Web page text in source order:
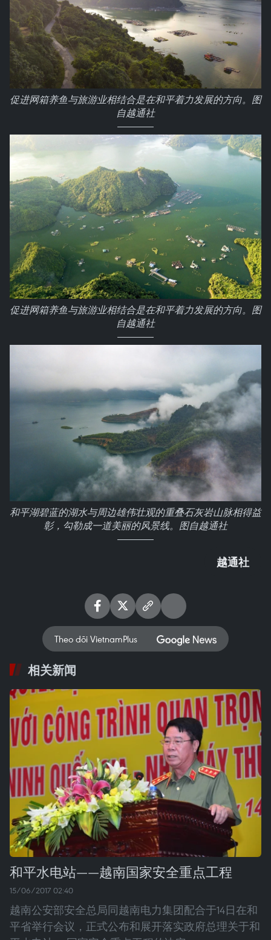
促进网箱养鱼与旅游业相结合是在和平着力发展的方向。图
自越通社
促进网箱养鱼与旅游业相结合是在和平着力发展的方向。图
自越通社
和平湖碧蓝的湖水与周边雄伟壮观的重叠石灰岩山脉相得益
彰，勾勒成一道美丽的风景线。图自越通社
越通社
Theo dõi VietnamPlus
相关新闻
和平水电站——越南国家安全重点工程
15/06/2017 02:40
越南公安部安全总局同越南电力集团配合于14日在和
平省举行会议，正式公布和展开落实政府总理关于和